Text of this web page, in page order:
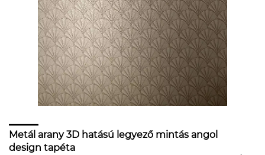
Metál arany 3D hatású legyező mintás angol
design tapéta